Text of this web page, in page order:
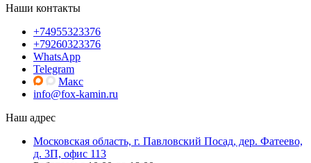
Наши контакты
+74955323376
+79260323376
WhatsApp
Telegram
Макс
info@fox-kamin.ru
Наш адрес
Московская область, г. Павловский Посад, дер. Фатеево,
д. 3П, офис 113